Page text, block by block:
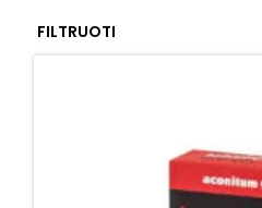
FILTRUOTI